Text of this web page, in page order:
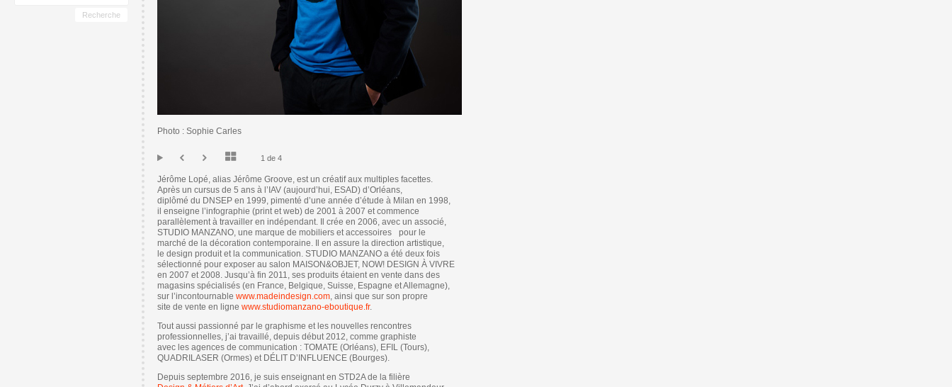
Photo : Sophie Carles
1 de 4
Jérôme Lopé, alias Jérôme Groove, est un créatif aux multiples facettes.
Après un cursus de 5 ans à l’IAV (aujourd’hui, ESAD) d’Orléans,
diplômé du DNSEP en 1999, pimenté d’une année d’étude à Milan en 1998,
il enseigne l’infographie (print et web) de 2001 à 2007 et commence
parallèlement à travailler en indépendant. Il crée en 2006, avec un associé,
STUDIO MANZANO, une marque de mobiliers et accessoires pour le
marché de la décoration contemporaine. Il en assure la direction artistique,
le design produit et la communication. STUDIO MANZANO a été deux fois
sélectionné pour exposer au salon MAISON&OBJET, NOW! DESIGN À VIVRE
en 2007 et 2008. Jusqu’à fin 2011, ses produits étaient en vente dans des
magasins spécialisés (en France, Belgique, Suisse, Espagne et Allemagne),
sur l’incontournable www.madeindesign.com, ainsi que sur son propre
site de vente en ligne www.studiomanzano-eboutique.fr.
Tout aussi passionné par le graphisme et les nouvelles rencontres
professionnelles, j’ai travaillé, depuis début 2012, comme graphiste
avec les agences de communication : TOMATE (Orléans), EFIL (Tours),
QUADRILASER (Ormes) et DÉLIT D’INFLUENCE (Bourges).
Depuis septembre 2016, je suis enseignant en STD2A de la filière